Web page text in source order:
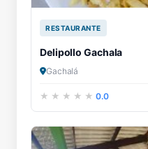
RESTAURANTE
Delipollo Gachala
Gachalá
0.0